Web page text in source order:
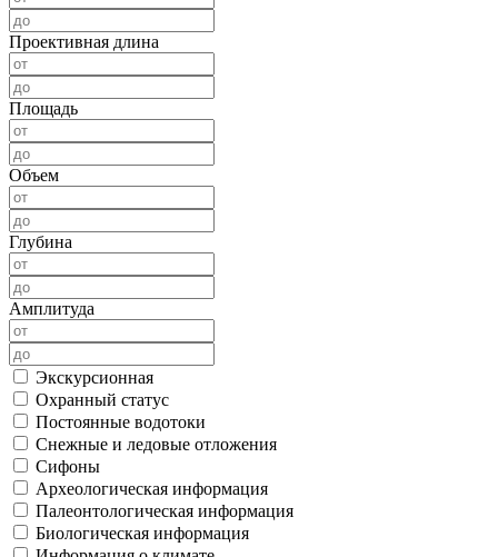
Проективная длина
Площадь
Объем
Глубина
Амплитуда
Экскурсионная
Охранный статус
Постоянные водотоки
Снежные и ледовые отложения
Сифоны
Археологическая информация
Палеонтологическая информация
Биологическая информация